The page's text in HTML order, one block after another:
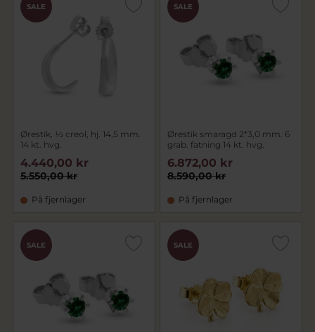
SALE
Ørestik, ½ creol, hj. 14,5 mm.
14 kt. hvg.
5.550,00 kr
4.440,00 kr
På fjernlager
SALE
Ørestik smaragd 2*3,0 mm. 6
grab. fatning 14 kt. hvg.
8.590,00 kr
6.872,00 kr
På fjernlager
SALE SALE